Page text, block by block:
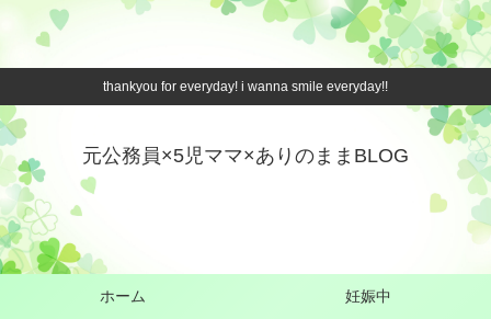
thankyou for everyday! i wanna smile everyday!!
元公務員×5児ママ×ありのままBLOG
ホーム 妊娠中